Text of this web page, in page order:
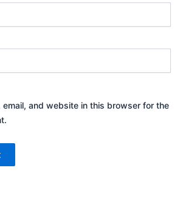
email, and website in this browser for the